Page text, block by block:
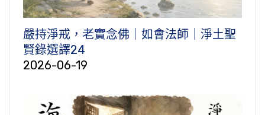
嚴持淨戒，老實念佛｜如會法師｜淨土聖
賢錄選譯24
2026-06-19